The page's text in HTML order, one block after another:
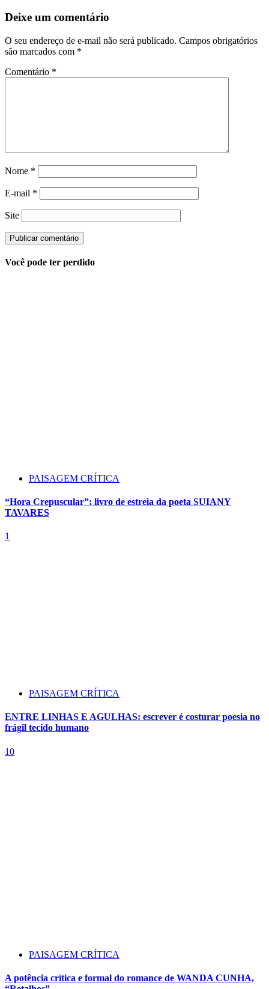
Deixe um comentário
O seu endereço de e-mail não será publicado. Campos obrigatórios
são marcados com *
Comentário *
Nome *
E-mail *
Site
Você pode ter perdido
PAISAGEM CRÍTICA
“Hora Crepuscular”: livro de estreia da poeta SUIANY
TAVARES
1
PAISAGEM CRÍTICA
ENTRE LINHAS E AGULHAS: escrever é costurar poesia no
frágil tecido humano
10
PAISAGEM CRÍTICA
A potência crítica e formal do romance de WANDA CUNHA,